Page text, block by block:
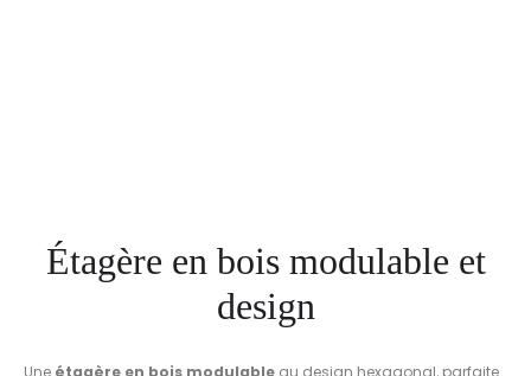
Étagère en bois modulable et
design
Une étagère en bois modulable au design hexagonal, parfaite